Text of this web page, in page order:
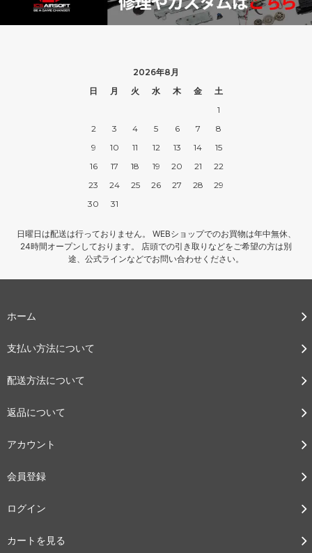
2026年8月
日
月 火 水 木 金
土
1
2
3 4 5 6 7
8
9
10 11 12 13 14
15
16
17 18 19 20 21
22
23
24 25 26 27 28
29
30
31
日曜日は配送は行っておりません。 WEBショップでのお買物は年中無休、
24時間オープンしております。 店頭での引き取りなどをご希望の方は別
途、公式ラインなどでお問い合わせください。
ホーム
支払い方法について
配送方法について
返品について
アカウント
会員登録
ログイン
カートを見る